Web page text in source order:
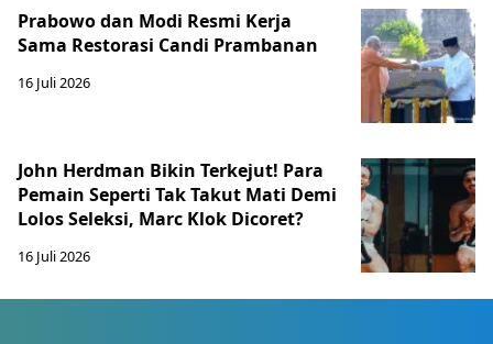
Prabowo dan Modi Resmi Kerja
Sama Restorasi Candi Prambanan
16 Juli 2026
John Herdman Bikin Terkejut! Para
Pemain Seperti Tak Takut Mati Demi
Lolos Seleksi, Marc Klok Dicoret?
16 Juli 2026